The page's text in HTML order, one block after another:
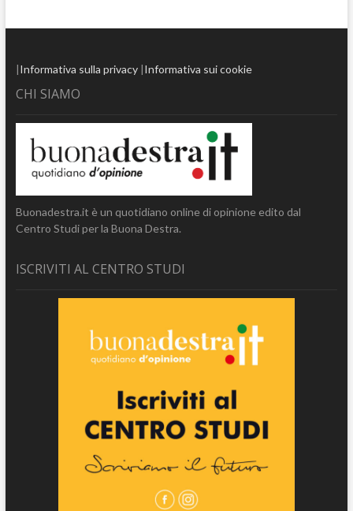
|Informativa sulla privacy|Informativa sui cookie
CHI SIAMO
Buonadestra.it è un quotidiano online di opinione edito dal
Centro Studi per la Buona Destra.
ISCRIVITI AL CENTRO STUDI